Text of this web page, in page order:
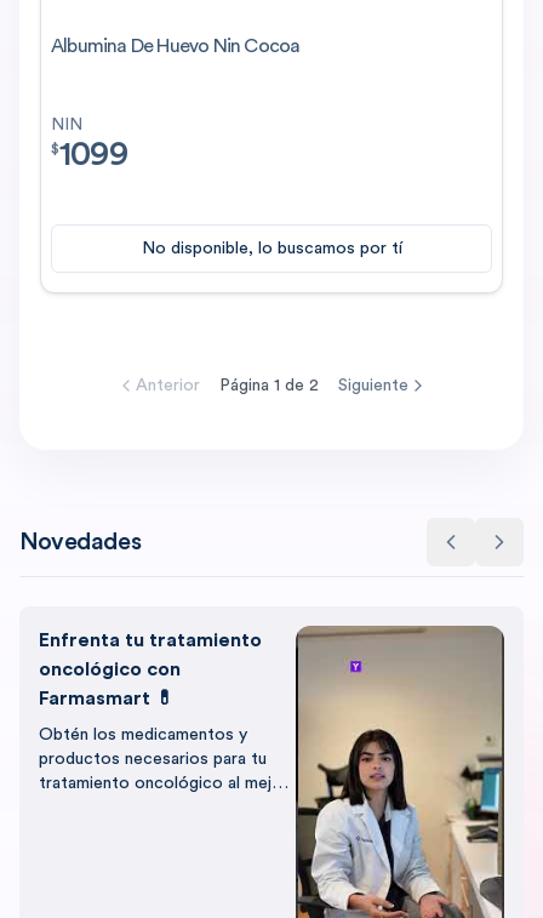
Albumina De Huevo Nin Cocoa
NIN
$1099.00
$1099
No disponible, lo buscamos por tí
Anterior Página 1 de 2 Siguiente
Novedades
Enfrenta tu tratamiento
oncológico con
Farmasmart 💊
Obtén los medicamentos y
productos necesarios para tu
tratamiento oncológico al mejor